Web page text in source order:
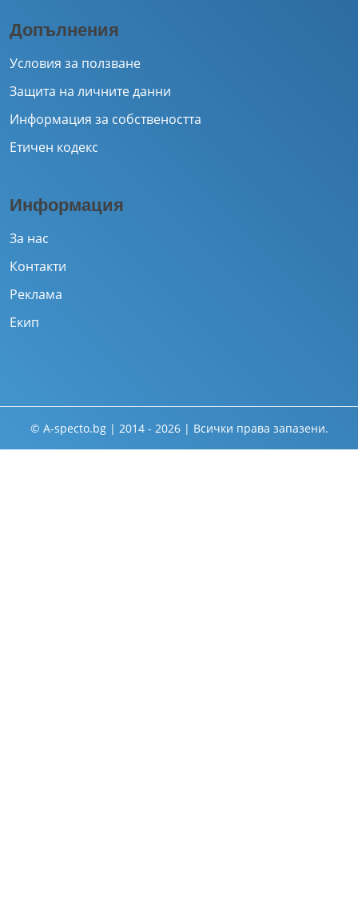
Допълнения
Условия за ползване
Защита на личните данни
Информация за собствеността
Етичен кодекс
Информация
За нас
Контакти
Реклама
Екип
© A-specto.bg | 2014 - 2026 | Всички права запазени.